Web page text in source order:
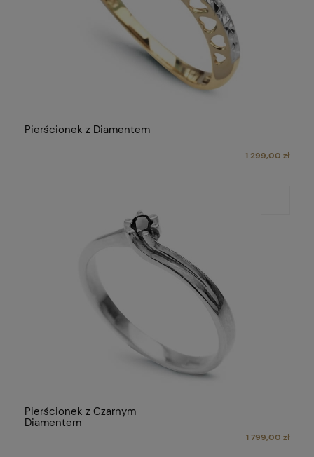
Pierścionek z Diamentem
1 299,00 zł
Pierścionek z Czarnym
Diamentem
1 799,00 zł